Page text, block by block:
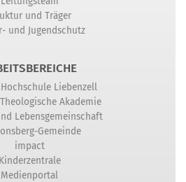
und Träger
und Jugendschutz
Liebenzell
Akademie
Lebensgemeinschaft
Gemeinde
impact
Kinderzentrale
Medienportal